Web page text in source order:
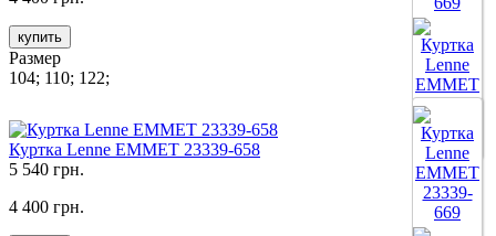
Все цвета
купить
Размер
104; 110; 122;
Куртка Lenne EMMET 23339-658
5 540 грн.
4 400 грн.